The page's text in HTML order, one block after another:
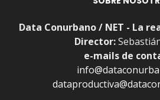
Data Conurbano / NET - La
Director:
e-mails de